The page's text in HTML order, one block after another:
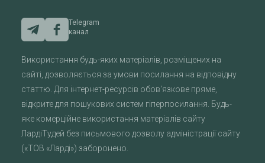
Telegram
канал
Використання будь-яких матеріалів, розміщених на
сайті, дозволяється за умови посилання на відповідну
статтю. Для інтернет-ресурсів обов'язкове пряме,
відкрите для пошукових систем гіперпосилання. Будь-
яке комерційне використання матеріалів сайту
ЛардіТудей без письмового дозволу адміністрації сайту
(«ТОВ «Ларді») заборонено.